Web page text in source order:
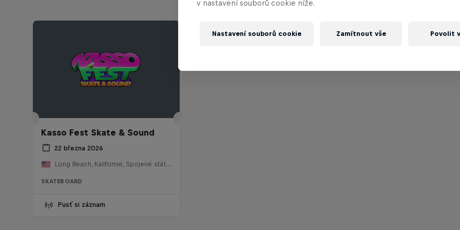
Kasso Fest Skate & Sound
22 března 2026
Long Beach, Kalifornie, Spojené státy americké
SKATEBOARD
Pusť si záznam
v nastavení souborů cookie níže.
Nastavení souborů cookie Zamítnout vše Povolit